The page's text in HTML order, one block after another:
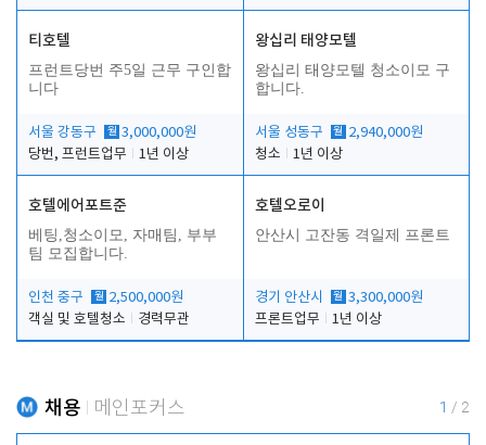
티호텔
프런트당번 주5일 근무 구인합
니다
서울 강동구 월 3,000,000원
당번, 프런트업무
1년 이상
왕십리 태양모텔
왕십리 태양모텔 청소이모 구
합니다.
서울 성동구 월 2,940,000원
청소
1년 이상
호텔에어포트준
베팅,청소이모, 자매팀, 부부
팀 모집합니다.
인천 중구 월 2,500,000원
객실 및 호텔청소
경력무관
호텔오로이
안산시 고잔동 격일제 프론트
경기 안산시 월 3,300,000원
프론트업무
1년 이상
채용 메인포커스 1 / 2